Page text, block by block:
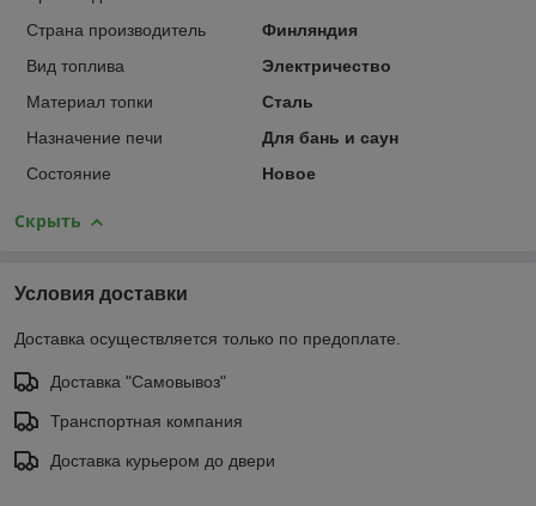
Страна производитель
Финляндия
Вид топлива
Электричество
Материал топки
Сталь
Назначение печи
Для бань и саун
Состояние
Новое
Скрыть
Условия доставки
Доставка осуществляется только по предоплате.
Доставка "Самовывоз"
Транспортная компания
Доставка курьером до двери